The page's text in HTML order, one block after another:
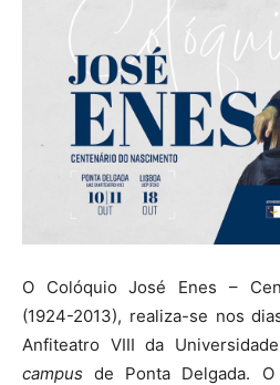
O Colóquio José Enes –
(1924-2013), realiza-se nos
Anfiteatro VIII da
campus de Ponta Delgada.